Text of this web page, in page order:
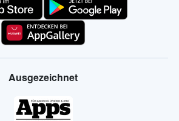
Ausgezeichnet